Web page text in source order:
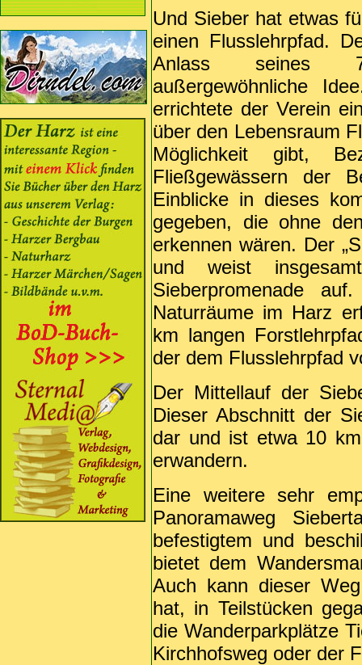
Und Sieber hat etwas
einen Flusslehrpfad.
Anlass seines
außergewöhnliche
errichtete der Verein
über den Lebensraum
Möglichkeit gibt,
Fließgewässern der
Einblicke in dieses
gegeben, die ohne
erkennen wären. Der
und weist
Sieberpromenade
Naturräume im Harz
km langen
der dem Flusslehrpfad
Der Mittellauf der
Dieser Abschnitt der
dar und ist etwa 10
erwandern.
Eine weitere sehr
Panoramaweg
befestigtem und
bietet dem
Auch kann dieser
hat, in Teilstücken
die Wanderparkplätze
Kirchhofsweg oder der